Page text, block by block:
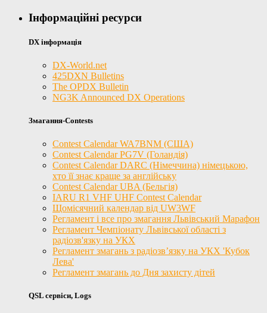
Інформаційні ресурси
DX інформація
DX-World.net
425DXN Bulletins
The OPDX Bulletin
NG3K Announced DX Operations
Змагання-Contests
Contest Calendar WA7BNM (США)
Contest Calendar PG7V (Голандія)
Contest Calendar DARC (Німеччина) німецькою,
хто її знає краще за англійську
Contest Calendar UBA (Бельгія)
IARU R1 VHF UHF Contest Calendar
Щомісячний календар від UW3WF
Регламент і все про змагання Львівський Марафон
Регламент Чемпіонату Львівської області з
радіозв'язку на УКХ
Регламент змагань з радіозв’язку на УКХ 'Кубок
Лева'
Регламент змагань до Дня захисту дітей
QSL сервіси, Logs